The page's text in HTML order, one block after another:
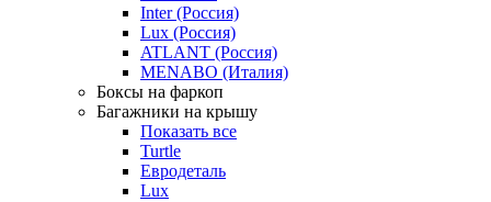
Inter (Россия)
Lux (Россия)
ATLANT (Россия)
MENABO (Италия)
Боксы на фаркоп
Багажники на крышу
Показать все
Turtle
Евродеталь
Lux